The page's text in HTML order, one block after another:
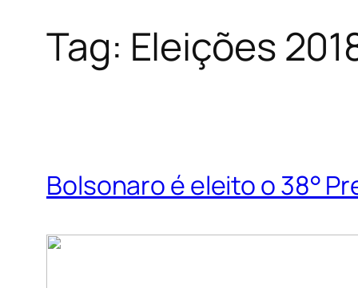
Tag: Eleições
Bolsonaro é eleito o 38°